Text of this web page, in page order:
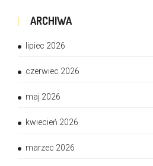
ARCHIWA
lipiec 2026
czerwiec 2026
maj 2026
kwiecień 2026
marzec 2026